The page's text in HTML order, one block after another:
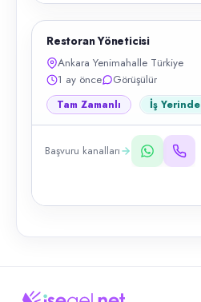
Restoran Yöneticisi
Ankara Yenimahalle Türkiye
1 ay önce
Görüşülür
Tam Zamanlı İş Yerinde
Başvuru kanalları